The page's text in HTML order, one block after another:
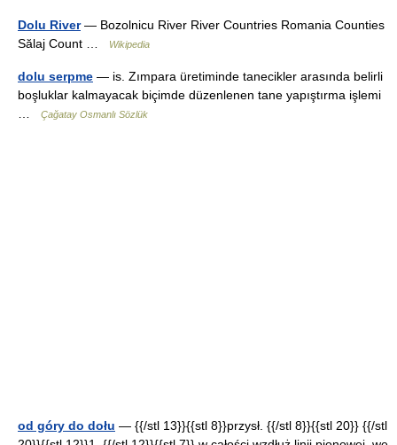
Dolu River— Bozolnicu River River Countries Romania Counties
Sălaj Count …
Wikipedia
dolu serpme — is. Zımpara üretiminde tanecikler arasında belirli
boşluklar kalmayacak biçimde düzenlenen tane yapıştırma işlemi
Çağatay Osmanlı Sözlük
od góry do dołu — {{/stl 13}}{{stl 8}}przysł. {{/stl 8}}{{stl 20}} {{/stl